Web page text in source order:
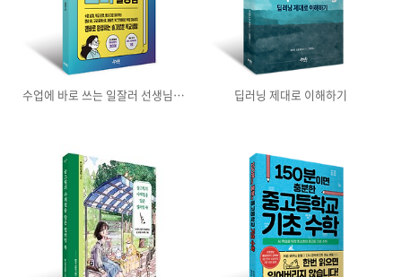
수업에 바로 쓰는 일잘러 선생님의 딥러닝 제대로 이해하기